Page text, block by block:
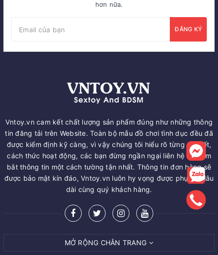
hơn nữa.
ĐĂNG KÝ
Vntoy.vn cam kết chất lượng sản phẩm đúng như những thông
tin đăng tải trên Website. Toàn bộ mẫu đồ chơi tình dục đều đã
được kiểm định kỹ càng, vì vậy chúng tôi hiểu rõ từng chi tiết,
cách thức hoạt động, các bạn đừng ngần ngại liên hệ để nắm
bắt thông tin một cách tường tận nhất. Thông tin đơn hàng sẽ
được bảo mật kín đáo, Vntoy.vn luôn hy vọng được phục vụ lâu
dài cùng quý khách hàng.
MỞ RỘNG CHÂN TRANG